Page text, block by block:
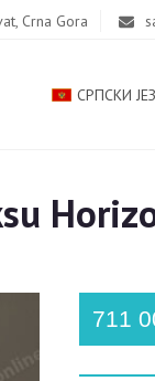
Crna Gora
СРПСКИ
711